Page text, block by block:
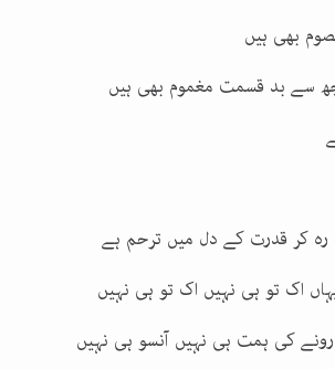
بھی ہیں
سے بد قسمت مغموم بھی ہیں
رہ کر قدرت کے دل میں ترحم ہے
اک تو ہی نہیں اک تو ہی نہیں
رونے کی ہمت ہی نہیں آنسو ہی نہیں